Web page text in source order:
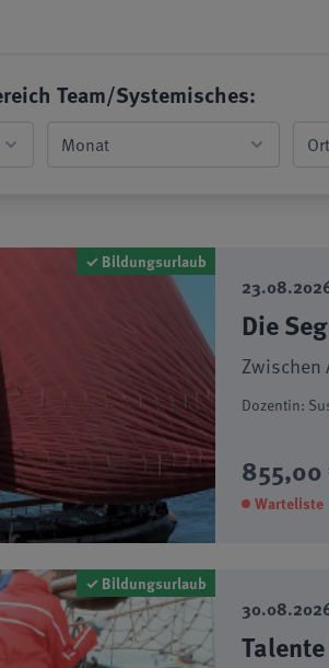
Team/Systemisches:
✓ Bildungsurlaub
Die
Dozentin:
Warteliste
✓ Bildungsurlaub